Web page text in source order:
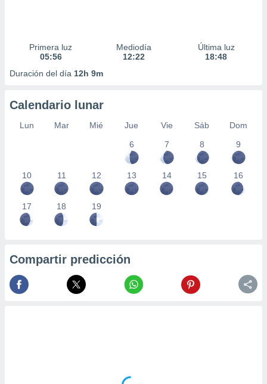
Primera luz
05:56
Mediodía
12:22
Última luz
18:48
Duración del día 12h 9m
Calendario lunar
Lun Mar Mié Jue Vie Sáb
Dom
6
7 8 9
10 11 12 13 14 15 16
17 18 19
Compartir predicción